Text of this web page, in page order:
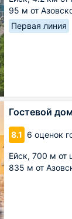
95 м от
Первая линия
Гостевой
8.1 6 оценок
Ейск, 700 м от
835 м от